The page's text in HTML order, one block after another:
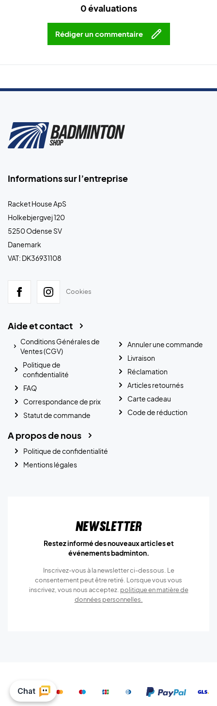
0 évaluations
Rédiger un commentaire
Informations sur l’entreprise
Racket House ApS
Holkebjergvej 120
5250 Odense SV
Danemark
VAT: DK36931108
Cookies
Aide et contact
Conditions Générales de
Ventes (CGV)
Politique de
confidentialité
FAQ
Correspondance de prix
Statut de commande
Annuler une commande
Livraison
Réclamation
Articles retournés
Carte cadeau
Code de réduction
A propos de nous
Politique de confidentialité
Mentions légales
Newsletter
Restez informé des nouveaux articles et
événements badminton.
Inscrivez-vous à la newsletter ci-dessous. Le
consentement peut être retiré. Lorsque vous vous
inscrivez, vous nous acceptez. politique en matière de
données personnelles.